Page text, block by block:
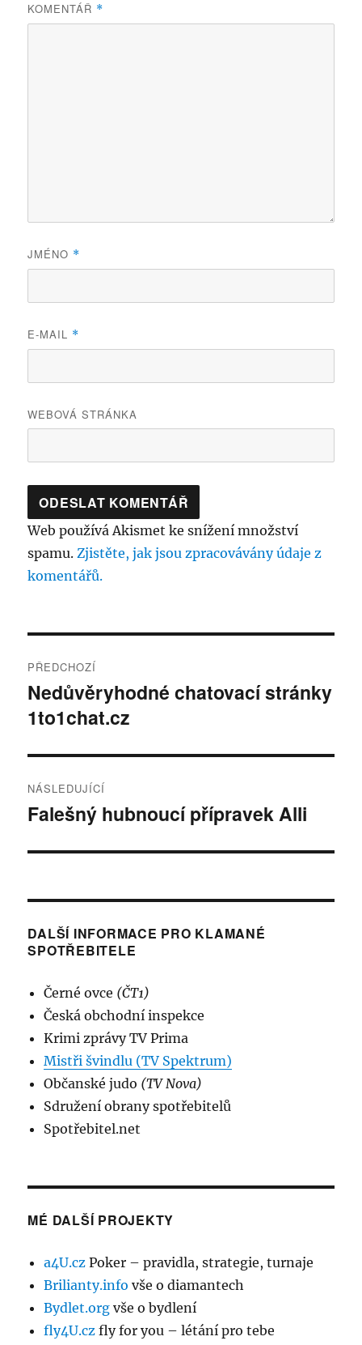
KOMENTÁŘ *
JMÉNO *
E-MAIL *
WEBOVÁ STRÁNKA
Web používá Akismet ke snížení množství
spamu.Zjistěte, jak jsou zpracovávány údaje z
komentářů.
pro
příspěvek
PŘEDCHOZÍ
Předchozí
příspěvek:
Nedůvěryhodné chatovací stránky
1to1chat.cz
NÁSLEDUJÍCÍ
Následující
Falešný hubnoucí přípravek Alli
DALŠÍ INFORMACE PRO KLAMANÉ
SPOTŘEBITELE
Černé ovce (ČT1)
Česká obchodní inspekce
Krimi zprávy TV Prima
Mistři švindlu (TV Spektrum)
Občanské judo (TV Nova)
Sdružení obrany spotřebitelů
Spotřebitel.net
MÉ DALŠÍ PROJEKTY
a4U.cz Poker – pravidla, strategie, turnaje
Brilianty.info vše o diamantech
Bydlet.org vše o bydlení
fly4U.cz fly for you – létání pro tebe